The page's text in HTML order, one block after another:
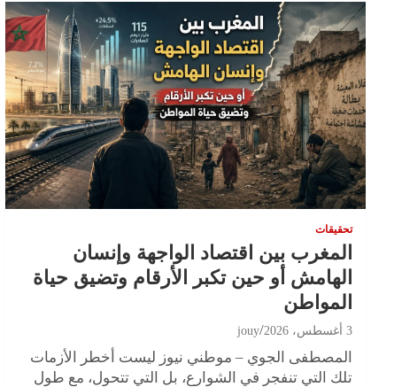
تحقيقات
المغرب بين اقتصاد الواجهة وإنسان
الهامش أو حين تكبر الأرقام وتضيق حياة
المواطن
3 أغسطس، 2026 jouy
المصطفى الجوي – موطني نيوز ليست أخطر الأزمات
تلك التي تنفجر في الشوارع، بل التي تتحول، مع طول